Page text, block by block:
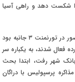
را شکست دهد و راهی آسیا
در همین حین که پرسپولیس اوسمار ویرا در آستانه حضور در تورنمنت ۳ جانبه بود
فعال شدند، به یکباره سر
بانک شهر رفت، ابتدا بحث
پرسپولیس با دراگان